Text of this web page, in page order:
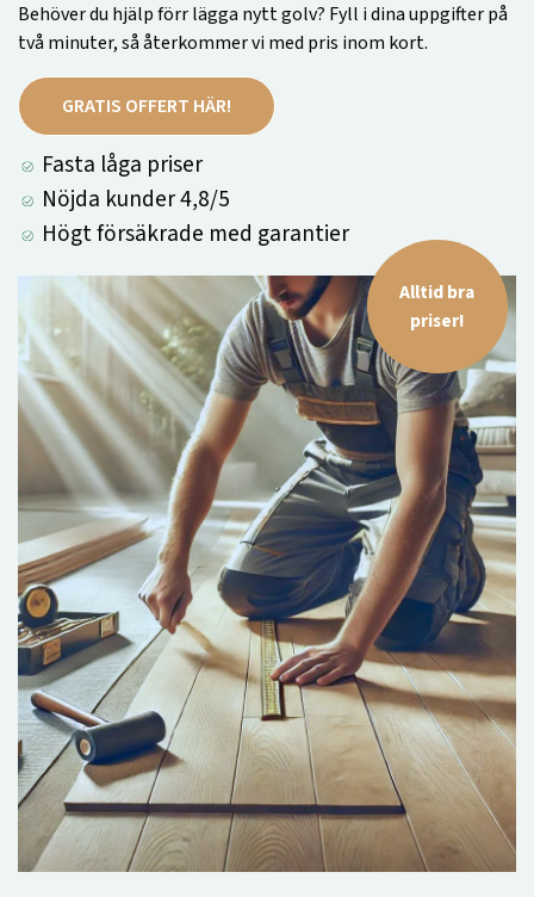
Behöver du hjälp förr lägga nytt golv? Fyll i dina uppgifter på
två minuter, så återkommer vi med pris inom kort.
GRATIS OFFERT HÄR!
Fasta låga priser
Nöjda kunder 4,8/5
Högt försäkrade med garantier
Alltid bra
priser!